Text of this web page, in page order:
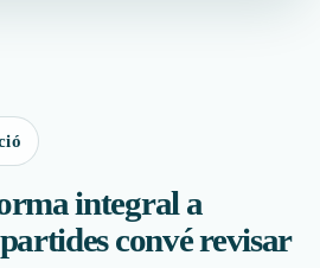
integral a
convé revisar